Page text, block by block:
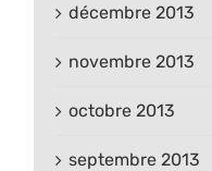
décembre 2013
novembre 2013
octobre 2013
septembre 2013